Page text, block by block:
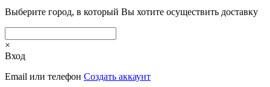
Выберите город, в который Вы хотите осуществить доставку
×
Вход
Email или телефон Создать аккаунт